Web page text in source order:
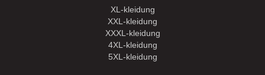
XL-kleidung
XXL-kleidung
XXXL-kleidung
4XL-kleidung
5XL-kleidung